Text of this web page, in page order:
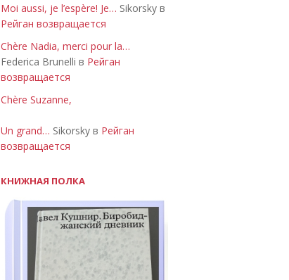
Moi aussi, je l’espère! Je… Sikorsky в
Рейган возвращается
Chère Nadia, merci pour la…
Federica Brunelli в Рейган
возвращается
Chère Suzanne,
Un grand… Sikorsky в Рейган
возвращается
КНИЖНАЯ ПОЛКА